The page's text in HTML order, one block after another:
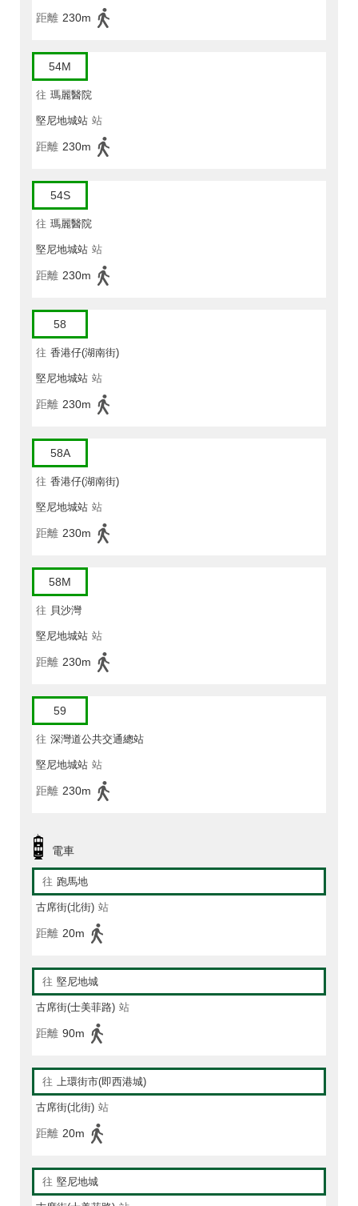
距離 230m
54M
往 瑪麗醫院
堅尼地城站 站
距離 230m
54S
往 瑪麗醫院
堅尼地城站 站
距離 230m
58
往 香港仔(湖南街)
堅尼地城站 站
距離 230m
58A
往 香港仔(湖南街)
堅尼地城站 站
距離 230m
58M
往 貝沙灣
堅尼地城站 站
距離 230m
59
往 深灣道公共交通總站
堅尼地城站 站
距離 230m
電車
往 跑馬地
古席街(北街) 站
距離 20m
往 堅尼地城
古席街(士美菲路) 站
距離 90m
往 上環街市(即西港城)
古席街(北街) 站
距離 20m
往 堅尼地城